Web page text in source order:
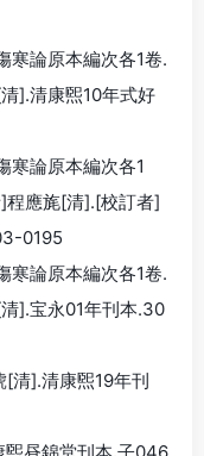
寒論原本編次各1卷.
].清康煕10年式好
寒論原本編次各1
應旄[清].[校訂者]
0195
寒論原本編次各1卷.
].宝永01年刊本.30
清].清康煕19年刊